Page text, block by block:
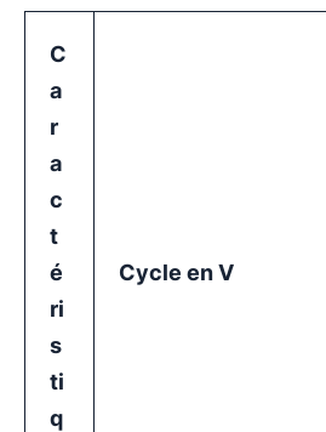
C
a
r
a
c
t
é
ri
s
ti
q
Cycle en V